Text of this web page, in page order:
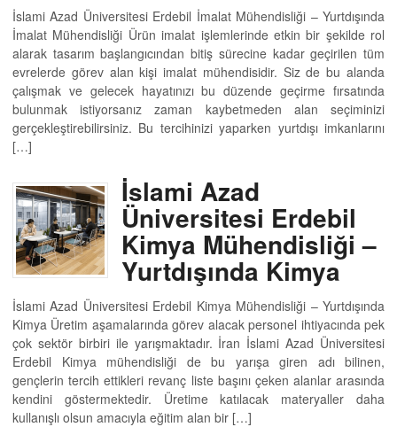
İslami Azad Üniversitesi Erdebil İmalat Mühendisliği – Yurtdışında
İmalat Mühendisliği Ürün imalat işlemlerinde etkin bir şekilde rol
alarak tasarım başlangıcından bitiş sürecine kadar geçirilen tüm
evrelerde görev alan kişi imalat mühendisidir. Siz de bu alanda
çalışmak ve gelecek hayatınızı bu düzende geçirme fırsatında
bulunmak istiyorsanız zaman kaybetmeden alan seçiminizi
gerçekleştirebilirsiniz. Bu tercihinizi yaparken yurtdışı imkanlarını
[…]
İslami Azad
Üniversitesi Erdebil
Kimya Mühendisliği –
Yurtdışında Kimya
İslami Azad Üniversitesi Erdebil Kimya Mühendisliği – Yurtdışında
Kimya Üretim aşamalarında görev alacak personel ihtiyacında pek
çok sektör birbiri ile yarışmaktadır. İran İslami Azad Üniversitesi
Erdebil Kimya mühendisliği de bu yarışa giren adı bilinen,
gençlerin tercih ettikleri revanç liste başını çeken alanlar arasında
kendini göstermektedir. Üretime katılacak materyaller daha
kullanışlı olsun amacıyla eğitim alan bir […]